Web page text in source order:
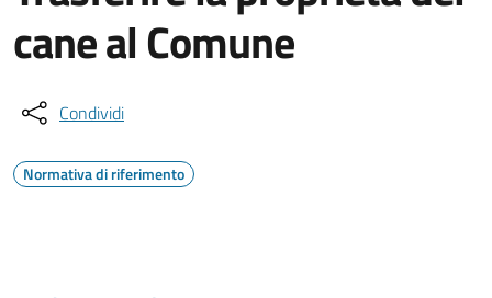
cane al Comune
Condividi
Normativa di riferimento